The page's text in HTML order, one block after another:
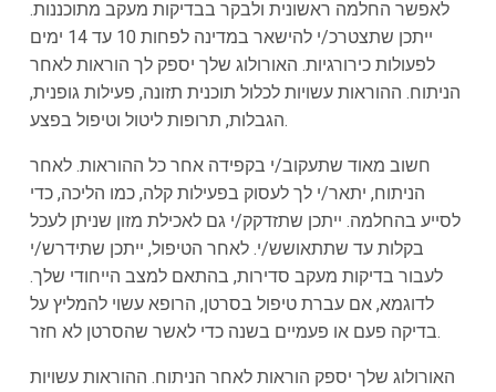
לאפשר החלמה ראשונית ולבקר בבדיקות מעקב מתוכננות.
ייתכן שתצטרכ/י להישאר במדינה לפחות 10 עד 14 ימים
לפעולות כירורגיות. האורולוג שלך יספק לך הוראות לאחר
הניתוח. ההוראות עשויות לכלול תוכנית תזונה, פעילות גופנית,
הגבלות, תרופות ליטול וטיפול בפצע.
חשוב מאוד שתעקוב/י בקפידה אחר כל ההוראות. לאחר
הניתוח, יתאר/י לך לעסוק בפעילות קלה, כמו הליכה, כדי
לסייע בהחלמה. ייתכן שתזדקק/י גם לאכילת מזון שניתן לעכל
בקלות עד שתתאושש/י. לאחר הטיפול, ייתכן שתידרש/י
לעבור בדיקות מעקב סדירות, בהתאם למצב הייחודי שלך.
לדוגמא, אם עברת טיפול בסרטן, הרופא עשוי להמליץ על
בדיקה פעם או פעמיים בשנה כדי לאשר שהסרטן לא חזר.
האורולוג שלך יספק הוראות לאחר הניתוח. ההוראות עשויות